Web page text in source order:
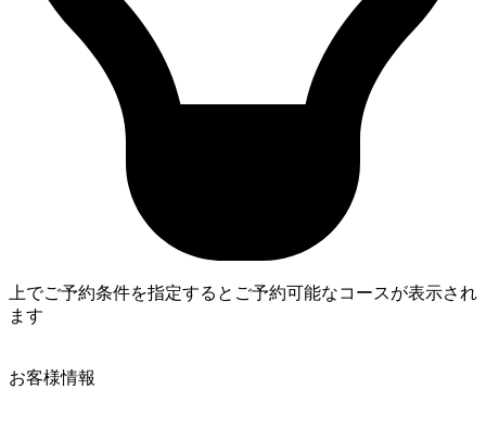
上でご予約条件を指定するとご予約可能なコースが表示され
ます
お客様情報